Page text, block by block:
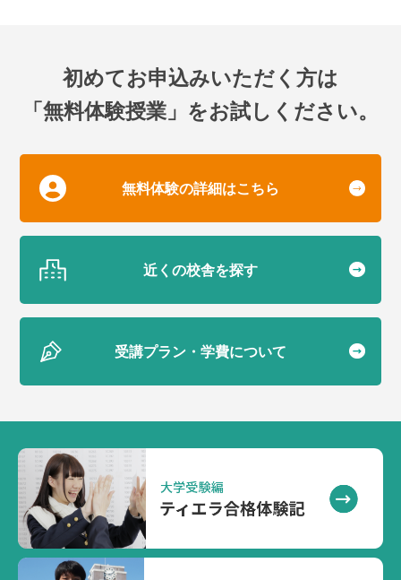
初めてお申込みいただく方は
「無料体験授業」をお試しください。
無料体験の詳細はこちら
近くの校舎を探す
受講プラン・学費について